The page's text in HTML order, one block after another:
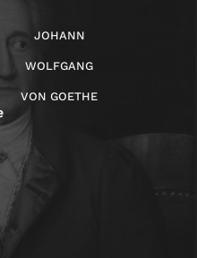
JOHANN
WOLFGANG
VON GOETHE